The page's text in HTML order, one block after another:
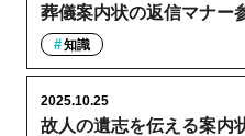
葬儀案内状の返信マナー
知識
故人の遺志を伝える案内
2025.10.25